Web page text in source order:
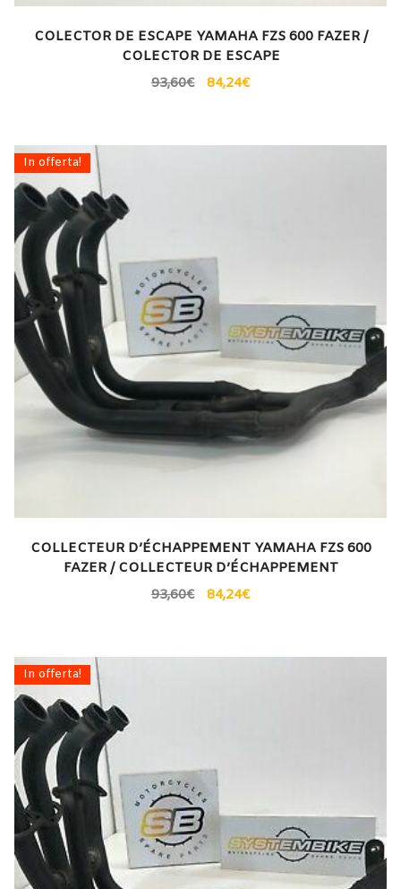
COLECTOR DE ESCAPE YAMAHA FZS 600 FAZER /
COLECTOR DE ESCAPE
93,60€ 84,24€
In offerta!
COLLECTEUR D’ÉCHAPPEMENT YAMAHA FZS 600
FAZER / COLLECTEUR D’ÉCHAPPEMENT
93,60€ 84,24€
In offerta!